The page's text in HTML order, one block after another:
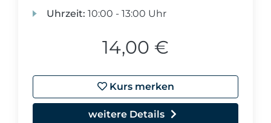
Uhrzeit: 10:00 - 13:00 Uhr
14,00 €
Kurs merken
weitere Details